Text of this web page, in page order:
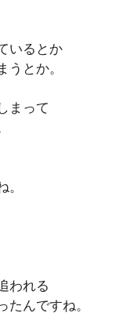
いるとか
とか。
まって
われる
たんですね。